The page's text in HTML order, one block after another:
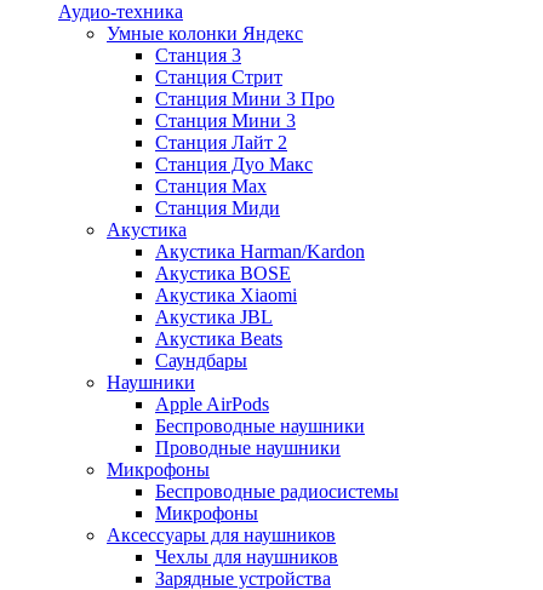
Аудио-техника
Умные колонки Яндекс
Станция 3
Станция Стрит
Станция Мини 3 Про
Станция Мини 3
Станция Лайт 2
Станция Дуо Макс
Станция Max
Станция Миди
Акустика
Акустика Harman/Kardon
Акустика BOSE
Акустика Xiaomi
Акустика JBL
Акустика Beats
Саундбары
Наушники
Apple AirPods
Беспроводные наушники
Проводные наушники
Микрофоны
Беспроводные радиосистемы
Микрофоны
Аксессуары для наушников
Чехлы для наушников
Зарядные устройства